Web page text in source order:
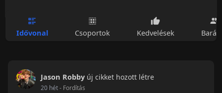
Idővonal Csoportok Kedvelések
Jason Robby új cikket hozott létre
20 hét- Fordítás